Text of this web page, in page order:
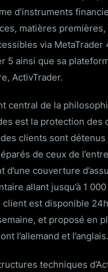
d’instruments
matières
via MetaTrader
5 ainsi que sa
ActivTrader.
central de la
est la protection des
clients sont détenus
de ceux de
d’une couverture
allant jusqu’à 1 000
client est disponible
et proposé en
l’allemand et l’anglais.
techniques